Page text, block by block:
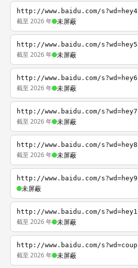
http://www.baidu.com/s?wd=hey4
截至 2026 年 未屏蔽
http://www.baidu.com/s?wd=hey5
截至 2026 年 未屏蔽
http://www.baidu.com/s?wd=hey6
截至 2026 年 未屏蔽
http://www.baidu.com/s?wd=hey7
截至 2026 年 未屏蔽
http://www.baidu.com/s?wd=hey8
截至 2026 年 未屏蔽
http://www.baidu.com/s?wd=hey9
未屏蔽
http://www.baidu.com/s?wd=hey1
截至 2026 年 未屏蔽
http://www.baidu.com/s?wd=coup
截至 2026 年 未屏蔽